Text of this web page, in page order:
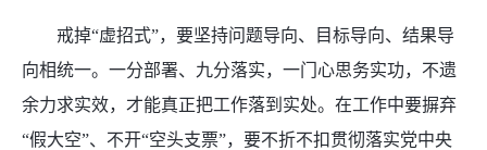
戒掉“虚招式”，要坚持问题导向、目标导向、结果导
向相统一。一分部署、九分落实，一门心思务实功，不遗
余力求实效，才能真正把工作落到实处。在工作中要摒弃
“假大空”、不开“空头支票”，要不折不扣贯彻落实党中央